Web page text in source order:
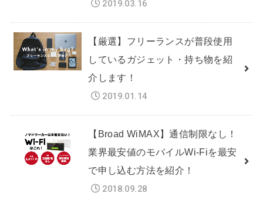
2019.03.16
【厳選】フリーランスが普段使用
しているガジェット・持ち物を紹
介します！
2019.01.14
【Broad WiMAX】通信制限なし！
業界最安値のモバイルWi-Fiを最安
で申し込む方法を紹介！
2018.09.28